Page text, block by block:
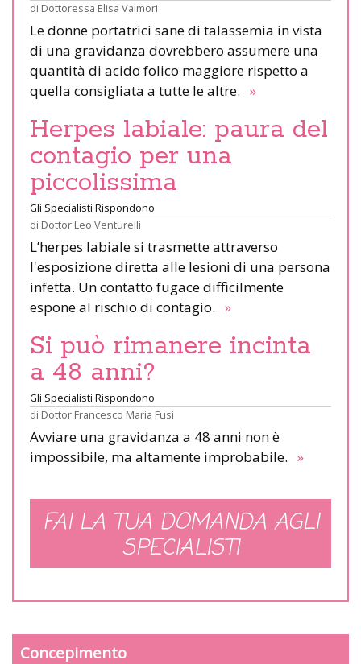
di Dottoressa Elisa Valmori
Le donne portatrici sane di talassemia in vista
di una gravidanza dovrebbero assumere una
quantità di acido folico maggiore rispetto a
quella consigliata a tutte le altre. »
Herpes labiale: paura del
contagio per una
piccolissima
Gli Specialisti Rispondono
di Dottor Leo Venturelli
L’herpes labiale si trasmette attraverso
l'esposizione diretta alle lesioni di una persona
infetta. Un contatto fugace difficilmente
espone al rischio di contagio. »
Si può rimanere incinta
a 48 anni?
Gli Specialisti Rispondono
di Dottor Francesco Maria Fusi
Avviare una gravidanza a 48 anni non è
impossibile, ma altamente improbabile. »
FAI LA TUA DOMANDA AGLI
SPECIALISTI
Concepimento